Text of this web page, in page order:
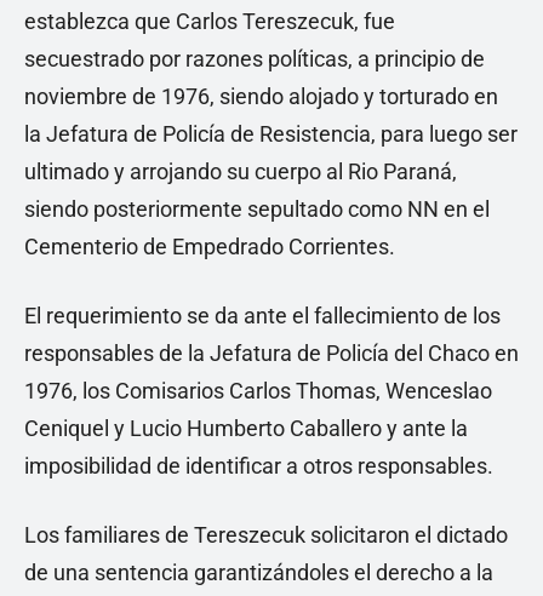
establezca que Carlos Tereszecuk, fue
secuestrado por razones políticas, a principio de
noviembre de 1976, siendo alojado y torturado en
la Jefatura de Policía de Resistencia, para luego ser
ultimado y arrojando su cuerpo al Rio Paraná,
siendo posteriormente sepultado como NN en el
Cementerio de Empedrado Corrientes.
El requerimiento se da ante el fallecimiento de los
responsables de la Jefatura de Policía del Chaco en
1976, los Comisarios Carlos Thomas, Wenceslao
Ceniquel y Lucio Humberto Caballero y ante la
imposibilidad de identificar a otros responsables.
Los familiares de Tereszecuk solicitaron el dictado
de una sentencia garantizándoles el derecho a la